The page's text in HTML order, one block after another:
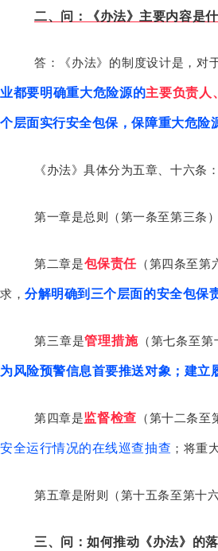
二、问：《办法》主要内容是
答：《办法》的制度设计是，对
业都要明确重大危险源的主要负责人
个层面实行安全包保，保障重大危险
《办法》具体分为五章、十六条：
第一章是总则（第一条至第三条
第二章是包保责任 （第四条至
求，分解明确到三个层面的安全包保
第三章是管理措施（第七条至第
为风险预警信息首要推送对象；建
第四章是监督检查 （第十二条
安全运行情况的在线巡查抽查 ；将重
第五章是附则（第十五条至第十
三、问：如何推动《办法》的